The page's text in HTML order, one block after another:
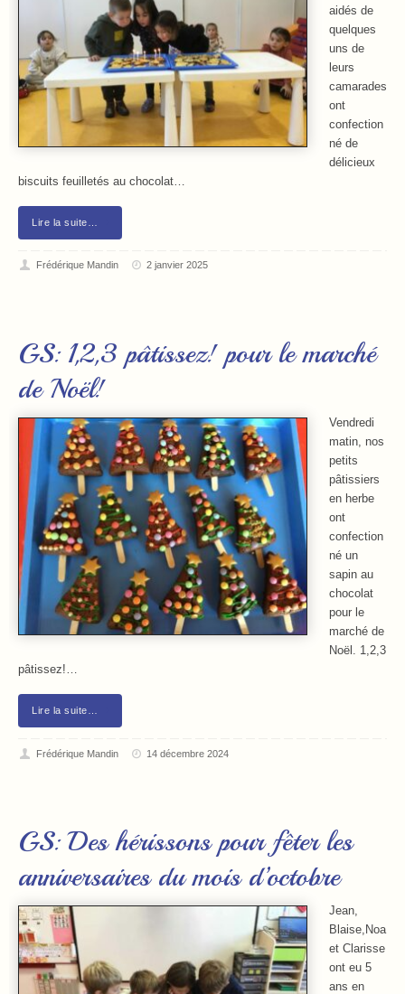
aidés de
quelques
uns de
leurs
camarades
ont
confection
né de
délicieux
biscuits feuilletés au chocolat…
Lire la suite…
Frédérique Mandin 2 janvier 2025
GS: 1,2,3 pâtissez! pour le marché
de Noël!
Vendredi
matin, nos
petits
pâtissiers
en herbe
ont
confection
né un
sapin au
chocolat
pour le
marché de
Noël. 1,2,3
pâtissez!…
Lire la suite…
Frédérique Mandin 14 décembre 2024
GS: Des hérissons pour fêter les
anniversaires du mois d’octobre
Jean,
Blaise,Noa
et Clarisse
ont eu 5
ans en